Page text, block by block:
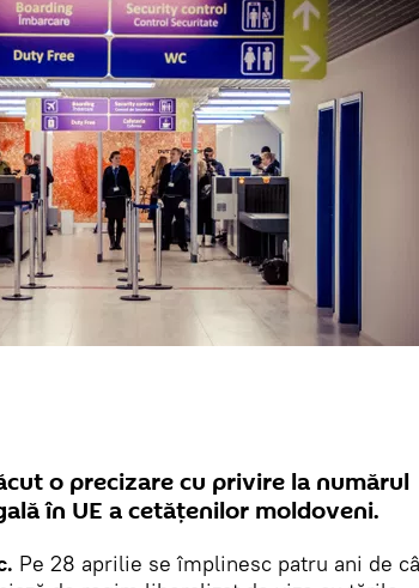
o precizare cu privire la numărul
în UE a cetățenilor moldoveni.
Pe 28 aprilie se împlinesc patru ani de